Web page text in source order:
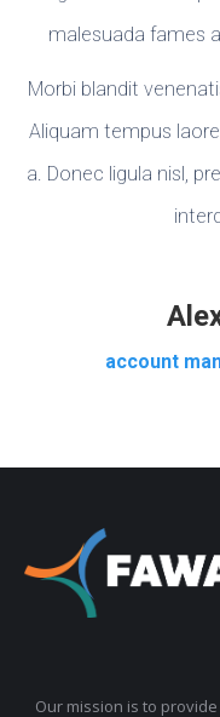
malesuada fames
Morbi blandit
Aliquam tempus
a. Donec ligula nisl,
account
Our mission is to